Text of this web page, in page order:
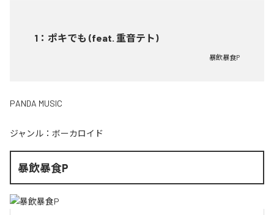
1 ： ポキでも (feat. 重音テト)
暴飲暴食P
PANDA MUSIC
ジャンル： ボーカロイド
暴飲暴食P